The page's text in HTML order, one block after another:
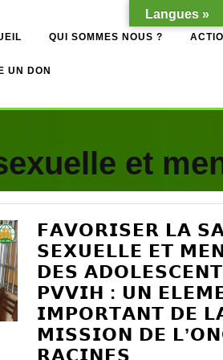
QUI SOMMES NOUS ?
UN DON
et
𝗙𝗔𝗩𝗢𝗥𝗜𝗦𝗘𝗥 𝗟𝗔
𝗦𝗘𝗫𝗨𝗘𝗟𝗟𝗘 𝗘𝗧
𝗗𝗘𝗦
𝗣𝗩𝗩𝗜𝗛 : 𝗨𝗡
𝗜𝗠𝗣𝗢𝗥𝗧𝗔𝗡𝗧 𝗗𝗘
𝗠𝗜𝗦𝗦𝗜𝗢𝗡 𝗗𝗘
𝗥𝗔𝗖𝗜𝗡𝗘𝗦
Langues »